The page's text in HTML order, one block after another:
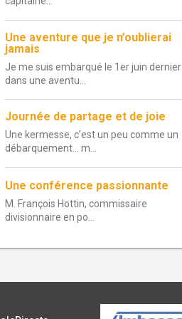
Une aventure que je n’oublierai
jamais
Je me suis embarqué le 1er juin dernier
dans une aventu...
Journée de partage et de joie
Une kermesse, c’est un peu comme un
débarquement… m...
Une conférence passionnante
M. François Hottin, commissaire
divisionnaire en po...